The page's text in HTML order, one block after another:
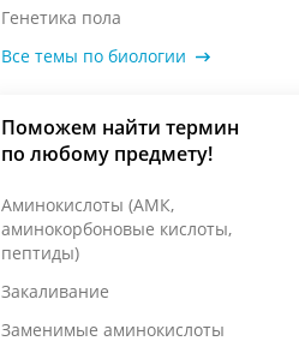
Генетика пола
Все темы по биологии
Поможем найти термин
по любому предмету!
Аминокислоты (АМК,
аминокорбоновые кислоты,
пептиды)
Закаливание
Заменимые аминокислоты